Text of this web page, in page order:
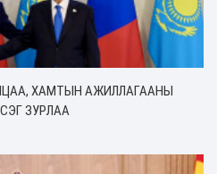
ХАМТЫН АЖИЛЛАГААНЫ
ЗУРЛАА